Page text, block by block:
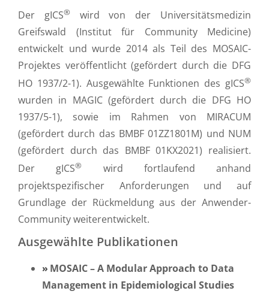
Der gICS®wird von der Universitätsmedizin
Greifswald (Institut für Community Medicine)
entwickelt und wurde 2014 als Teil des MOSAIC-
Projektes veröffentlicht (gefördert durch die DFG
HO 1937/2-1). Ausgewählte Funktionen des gICS®
wurden in MAGIC (gefördert durch die DFG HO
1937/5-1), sowie im Rahmen von MIRACUM
(gefördert durch das BMBF 01ZZ1801M) und NUM
(gefördert durch das BMBF 01KX2021) realisiert.
Der gICS®
wird fortlaufend anhand
projektspezifischer Anforderungen und auf
Grundlage der Rückmeldung aus der Anwender-
Community weiterentwickelt.
Ausgewählte Publikationen
MOSAIC – A Modular Approach to Data
Management in Epidemiological Studies